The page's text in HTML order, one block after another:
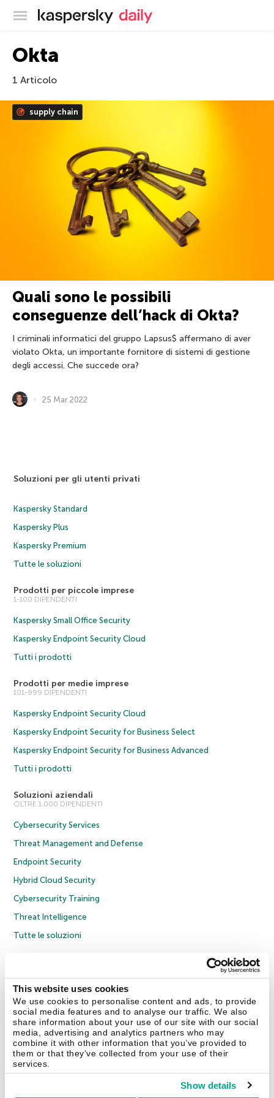
This website uses cookies
We use cookies to personalise content and ads, to provide
social media features and to analyse our traffic. We also
share information about your use of our site with our social
media, advertising and analytics partners who may
combine it with other information that you’ve provided to
them or that they’ve collected from your use of their
services.
Show details
Blog ufficiale di Kaspersky
Okta
1 Articolo
supply chain
Quali sono le possibili
conseguenze dell’hack di Okta?
I criminali informatici del gruppo Lapsus$ affermano di aver
violato Okta, un importante fornitore di sistemi di gestione
degli accessi. Che succede ora?
25 Mar 2022
Soluzioni per gli utenti privati
Kaspersky Standard
Kaspersky Plus
Kaspersky Premium
Tutte le soluzioni
Prodotti per piccole imprese
1-100 DIPENDENTI
Kaspersky Small Office Security
Kaspersky Endpoint Security Cloud
Tutti i prodotti
Prodotti per medie imprese
101-999 DIPENDENTI
Kaspersky Endpoint Security Cloud
Kaspersky Endpoint Security for Business Select
Kaspersky Endpoint Security for Business Advanced
Tutti i prodotti
Soluzioni aziendali
OLTRE 1.000 DIPENDENTI
Cybersecurity Services
Threat Management and Defense
Endpoint Security
Hybrid Cloud Security
Cybersecurity Training
Threat Intelligence
Tutte le soluzioni
Informativa sulla privacy
Cookies
Contatti Chi siamo Partner Blog Centro risorse Comunicati stampa
Securelist Eugene Personal Blog Encyclopedia